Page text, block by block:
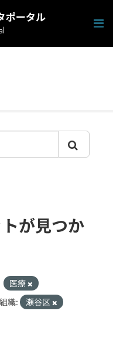
が見つか
医療
組織:
瀬谷区